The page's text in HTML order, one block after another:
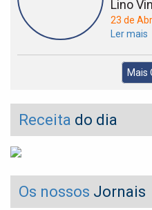
Lino
23 de
Ler mais
Mais
Receita do dia
Os nossos Jornais